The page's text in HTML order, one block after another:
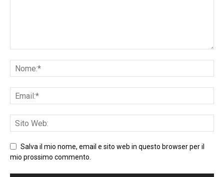
Salva il mio nome, email e sito web in questo browser per il
mio prossimo commento.